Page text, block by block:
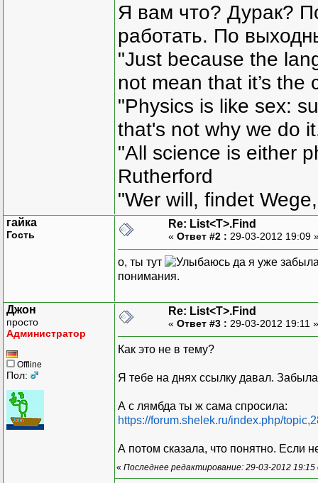
Я вам что? Дурак?
работать. По
"Just because the
not mean that it’s the
"Physics is like sex:
that's not why we do
"All science is either
Rutherford
"Wer will, findet
гайка
Гость
Re: List<T>.Find
« Ответ #2 : 29-03-2012 19:09
о, ты тут
да я уже
понимания.
Джон
просто
Администратор
Offline
Пол:
Re: List<T>.Find
« Ответ #3 : 29-03-2012 19:11
Как это не в тему?
Я тебе на днях ссылку давал.
А с лямбда ты ж сама спросила:
https://forum.shelek.ru/index.php/
А потом сказала, что понятно. Если
« Последнее редактирование: 29-03-2012